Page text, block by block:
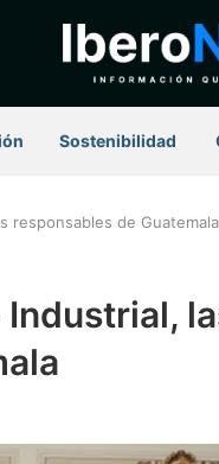
Sostenibilidad
responsables de Guatemala